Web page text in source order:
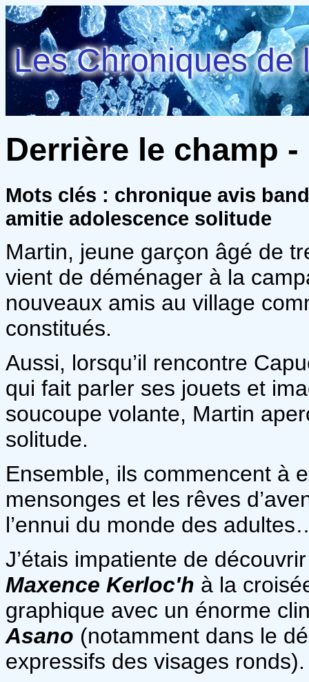
Les Chroniques de
Derrière le champ
Mots clés : chronique avis
amitie adolescence solitude
Martin, jeune garçon âgé de
vient de déménager à la
nouveaux amis au village
constitués.
Aussi, lorsqu’il rencontre
qui fait parler ses jouets et
soucoupe volante, Martin
solitude.
Ensemble, ils commencent à
mensonges et les rêves
l’ennui du monde des
J’étais impatiente de
Maxence Kerloc'h à la
graphique avec un énorme
Asano (notamment dans le
expressifs des visages ronds).